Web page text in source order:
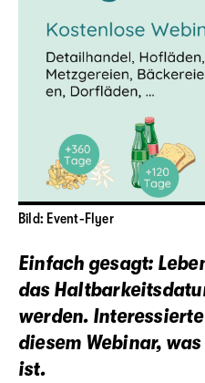
Bild: Event-Flyer
Einfach gesagt:
das
werden.
diesem Webinar,
ist.